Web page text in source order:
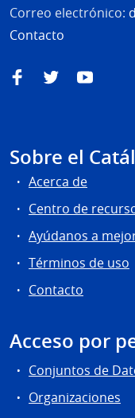
Correo electrónico:
Contacto
FacebookTwitterYouTube
Sobre el
Acerca de
Centro de
Ayúdanos a
Términos de uso
Contacto
Acceso por
Conjuntos de
Organizaciones